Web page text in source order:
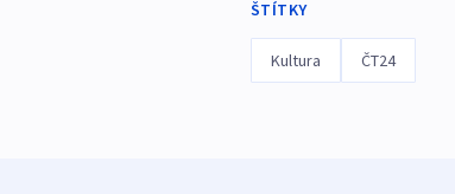
ŠTÍTKY
Kultura ČT24